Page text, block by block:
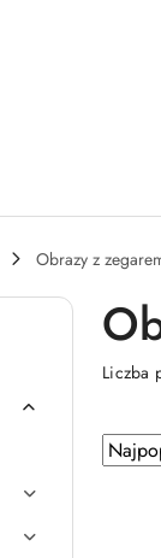
Obrazy z
Liczba
Sortuj
według